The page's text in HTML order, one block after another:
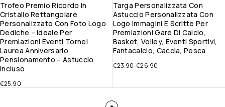
Trofeo Premio Ricordo In
Cristallo Rettangolare
Personalizzato Con Foto Logo
Dediche – Ideale Per
Premiazioni Eventi Tornei
Laurea Anniversario
Pensionamento – Astuccio
Incluso
€25.90
Targa Personalizzata Con
Astuccio Personalizzata Con
Logo Immagini E Scritte Per
Premiazioni Gare Di Calcio,
Basket, Volley, Eventi Sportivi,
Fantacalcio, Caccia, Pesca
€23.90-€26.90